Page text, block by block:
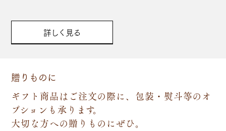
詳しく見る
贈りものに
ギフト商品はご注文の際に、包装・熨斗等のオ
プションも承ります。
大切な方への贈りものにぜひ。